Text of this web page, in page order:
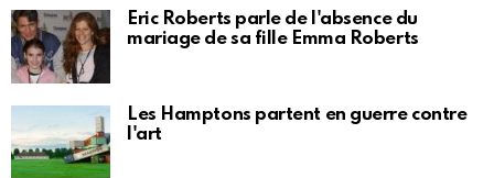
Eric Roberts parle de l'absence du
mariage de sa fille Emma Roberts
Les Hamptons partent en guerre contre
l'art